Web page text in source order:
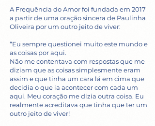
A Frequência do Amor foi fundada em 2017
a partir de uma oração sincera de Paulinha
Oliveira por um outro jeito de viver:
“Eu sempre questionei muito este mundo e
as coisas por aqui.
Não me contentava com respostas que me
diziam que as coisas simplesmente eram
assim e que tinha um cara lá em cima que
decidia o que ia acontecer com cada um
aqui. Meu coração me dizia outra coisa. Eu
realmente acreditava que tinha que ter um
outro jeito de viver!